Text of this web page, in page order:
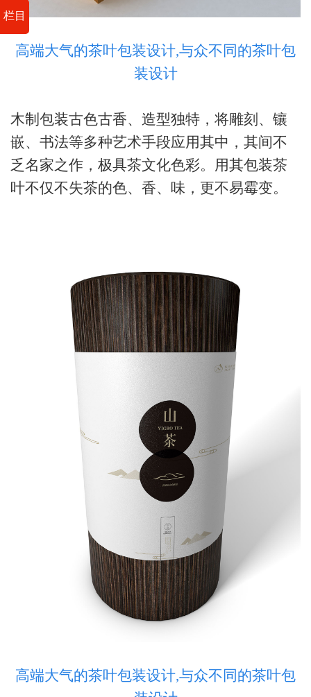
栏目
高端大气的茶叶包装设计,与众不同的茶叶包
装设计
木制包装古色古香、造型独特，将雕刻、镶
嵌、书法等多种艺术手段应用其中，其间不
乏名家之作，极具茶文化色彩。用其包装茶
叶不仅不失茶的色、香、味，更不易霉变。
高端大气的茶叶包装设计,与众不同的茶叶包